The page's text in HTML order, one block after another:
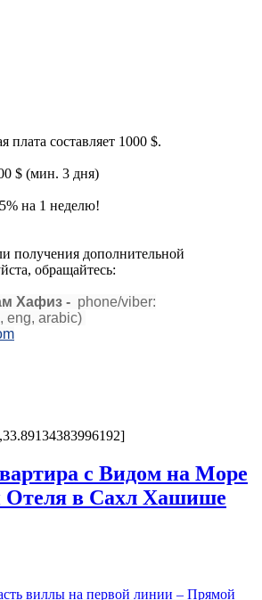
плата составляет 1000 $.
$ (мин. 3 дня)
на 1 неделю!
получения дополнительной
обращайтесь:
Хафиз - phone/viber:
eng, arabic)
с Видом на Море
Отеля в Сахл Хашише
виллы на первой линии – Прямой